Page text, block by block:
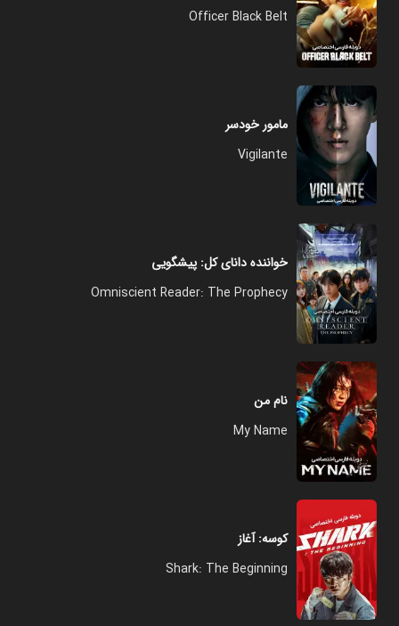
Officer Black Belt
مامور خودسر
Vigilante
خواننده دانای کل: پیشگویی
Omniscient Reader: The Prophecy
نام من
My Name
کوسه: آغاز
Shark: The Beginning